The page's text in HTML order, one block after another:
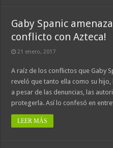
Gaby Spanic
conflicto con Azteca!
21 enero, 2017
A raíz de los conflictos que Gaby
reveló que tanto ella como su
a pesar de las denuncias, las
protegerla. Así lo confesó en
LEER MÁS